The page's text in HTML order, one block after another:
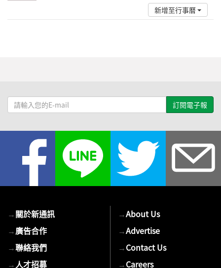
新增至行事曆
請
輸
→關於新通訊
→廣告合作
→聯絡我們
→人才招募
→About Us
→Advertise
→Contact Us
→Careers